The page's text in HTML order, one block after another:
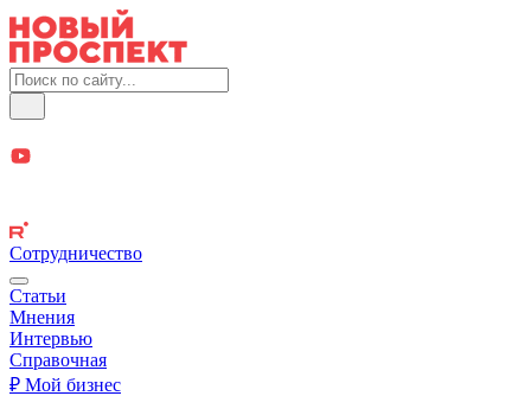
Сотрудничество
Статьи
Мнения
Интервью
Справочная
₽ Мой бизнес